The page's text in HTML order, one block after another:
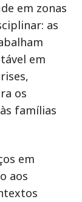
em zonas
as
em
os
famílias
em
aos